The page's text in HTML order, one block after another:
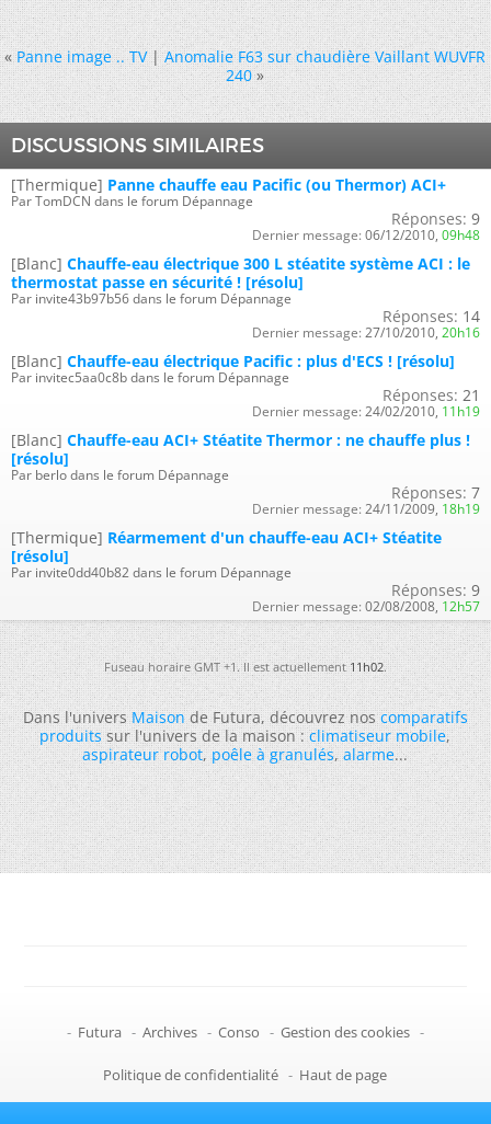
« Panne image .. TV|Anomalie F63 sur chaudière Vaillant WUVFR
240 »
DISCUSSIONS SIMILAIRES
[Thermique] Panne chauffe eau Pacific (ou Thermor) ACI+
Par TomDCN dans le forum Dépannage
Réponses: 9
Dernier message: 06/12/2010, 09h48
[Blanc] Chauffe-eau électrique 300 L stéatite système ACI : le
thermostat passe en sécurité ! [résolu]
Par invite43b97b56 dans le forum Dépannage
Réponses: 14
Dernier message: 27/10/2010, 20h16
[Blanc] Chauffe-eau électrique Pacific : plus d'ECS ! [résolu]
Par invitec5aa0c8b dans le forum Dépannage
Réponses: 21
Dernier message: 24/02/2010, 11h19
[Blanc] Chauffe-eau ACI+ Stéatite Thermor : ne chauffe plus !
[résolu]
Par berlo dans le forum Dépannage
Réponses: 7
Dernier message: 24/11/2009, 18h19
[Thermique] Réarmement d'un chauffe-eau ACI+ Stéatite
[résolu]
Par invite0dd40b82 dans le forum Dépannage
Réponses: 9
Dernier message: 02/08/2008, 12h57
Fuseau horaire GMT +1. Il est actuellement11h02.
Dans l'universMaisonde Futura, découvrez noscomparatifs
produitssur l'univers de la maison :climatiseur mobile,
aspirateur robot,poêle à granulés,alarme...
- Futura - Archives - Conso - Gestion des cookies -
Politique de confidentialité - Haut de page